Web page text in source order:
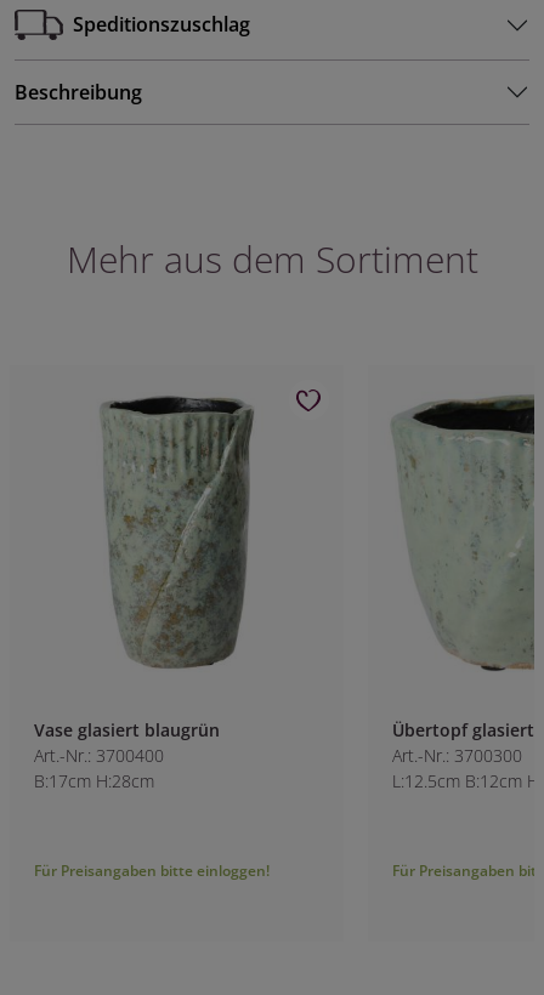
Speditionszuschlag
Beschreibung
Mehr aus dem Sortiment
Vase glasiert blaugrün
Art.-Nr.: 3700400
B:17cm H:28cm
Für Preisangaben bitte einloggen!
Übertopf glasiert
Art.-Nr.: 3700300
L:12.5cm B:12cm
Für Preisangaben